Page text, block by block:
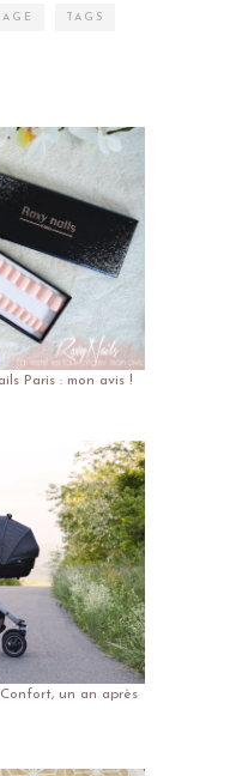
TAGS
Paris : mon avis !
un an après